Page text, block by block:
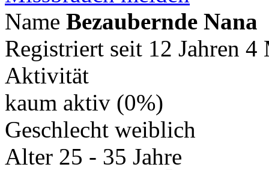
Name Bezaubernde Nana
Registriert seit 12 Jahren 4
Aktivität
kaum aktiv (0%)
Geschlecht weiblich
Alter 25 - 35 Jahre